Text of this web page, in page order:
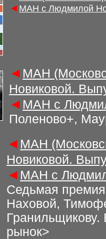
◄ МАН с Людмилой
◄ МАН
Новиковой.
◄ МАН с
Поленово+,
◄ МАН
Новиковой.
◄ МАН с
Седьмая
Наховой,
рынок>